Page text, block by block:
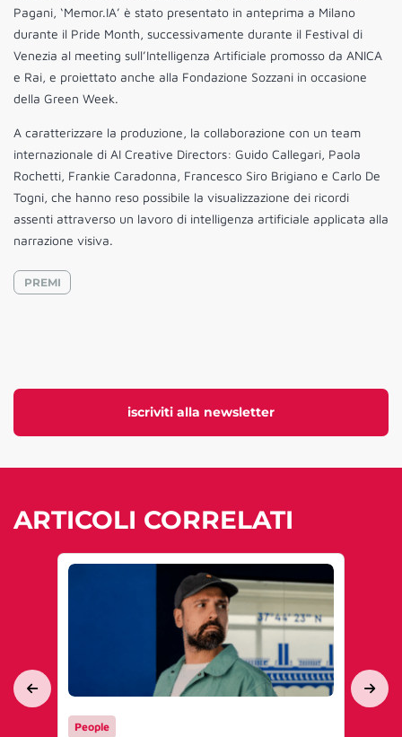
iscriviti alla newsletter
Pagani, ‘Memor.IA’ è stato presentato in anteprima a Milano
durante il Pride Month, successivamente durante il Festival di
Venezia al meeting sull’Intelligenza Artificiale promosso da ANICA
e Rai, e proiettato anche alla Fondazione Sozzani in occasione
della Green Week.
A caratterizzare la produzione, la collaborazione con un team
internazionale di AI Creative Directors: Guido Callegari, Paola
Rochetti, Frankie Caradonna, Francesco Siro Brigiano e Carlo De
Togni, che hanno reso possibile la visualizzazione dei ricordi
assenti attraverso un lavoro di intelligenza artificiale applicata alla
narrazione visiva.
PREMI
ARTICOLI CORRELATI
People